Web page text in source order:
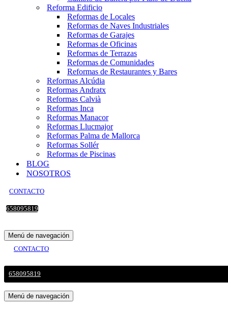
Reforma Edificio
Reformas de Locales
Reformas de Naves Industriales
Reformas de Garajes
Reformas de Oficinas
Reformas de Terrazas
Reformas de Comunidades
Reformas de Restaurantes y Bares
Reformas Alcúdia
Reformas Andratx
Reformas Calvià
Reformas Inca
Reformas Manacor
Reformas Llucmajor
Reformas Palma de Mallorca
Reformas Sollér
Reformas de Piscinas
BLOG
NOSOTROS
CONTACTO
658095819
Menú de navegación
CONTACTO
658095819
Menú de navegación